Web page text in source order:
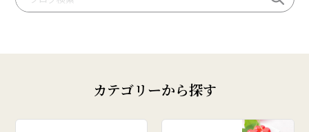
# 桃
カテゴリーから探す